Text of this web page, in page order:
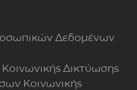
Δεδομένων
Δικτύωσης
Κοινωνικής